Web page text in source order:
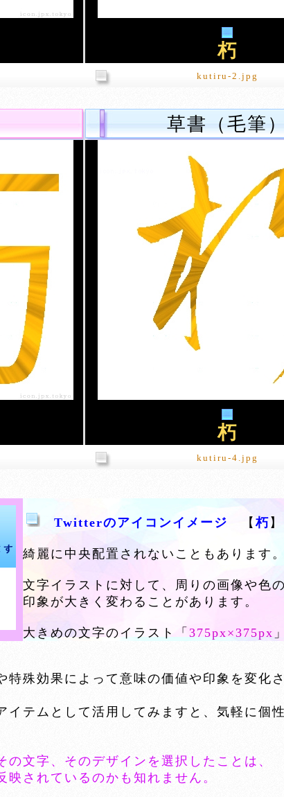
朽
kutiru-2.jpg
草書（毛筆）
朽
kutiru-4.jpg
Twitterのアイコンイメージ 【朽 】
綺麗に中央配置されないこともあります。
文字イラストに対して、周りの画像や色
印象が大きく変わることがあります。
大きめの文字のイラスト「 375px×375px 」
特殊効果によって意味の価値や印象を変化
イテムとして活用してみますと、気軽に個
文字、そのデザインを選択したことは、
されているのかも知れません。